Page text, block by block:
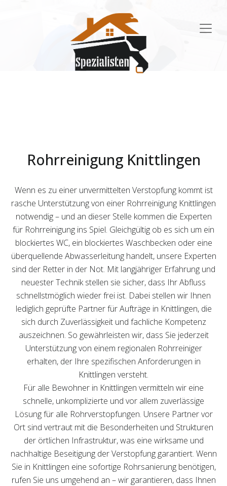
Rohrreinigung Knittlingen
Wenn es zu einer unvermittelten Verstopfung kommt ist
rasche Unterstützung von einer Rohrreinigung Knittlingen
notwendig – und an dieser Stelle kommen die Experten
für Rohrreinigung ins Spiel. Gleichgültig ob es sich um ein
blockiertes WC, ein blockiertes Waschbecken oder eine
überquellende Abwasserleitung handelt, unsere Experten
sind der Retter in der Not. Mit langjähriger Erfahrung und
neuester Technik stellen sie sicher, dass Ihr Abfluss
schnellstmöglich wieder frei ist. Dabei stellen wir Ihnen
lediglich geprüfte Partner für Aufträge in Knittlingen, die
sich durch Zuverlässigkeit und fachliche Kompetenz
auszeichnen. So gewährleisten wir, dass Sie jederzeit
Unterstützung von einem regionalen Rohrreiniger
erhalten, der Ihre spezifischen Anforderungen in
Knittlingen versteht.
Für alle Bewohner in Knittlingen vermitteln wir eine
schnelle, unkomplizierte und vor allem zuverlässige
Lösung für alle Rohrverstopfungen. Unsere Partner vor
Ort sind vertraut mit die Besonderheiten und Strukturen
der örtlichen Infrastruktur, was eine wirksame und
nachhaltige Beseitigung der Verstopfung garantiert. Wenn
Sie in Knittlingen eine sofortige Rohrsanierung benötigen,
rufen Sie uns umgehend an – wir garantieren, dass Ihnen